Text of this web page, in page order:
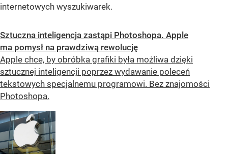
internetowych wyszukiwarek.
Sztuczna inteligencja zastąpi Photoshopa. Apple
ma pomysł na prawdziwą rewolucję
Apple chce, by obróbka grafiki była możliwa dzięki
sztucznej inteligencji poprzez wydawanie poleceń
tekstowych specjalnemu programowi. Bez znajomości
Photoshopa.